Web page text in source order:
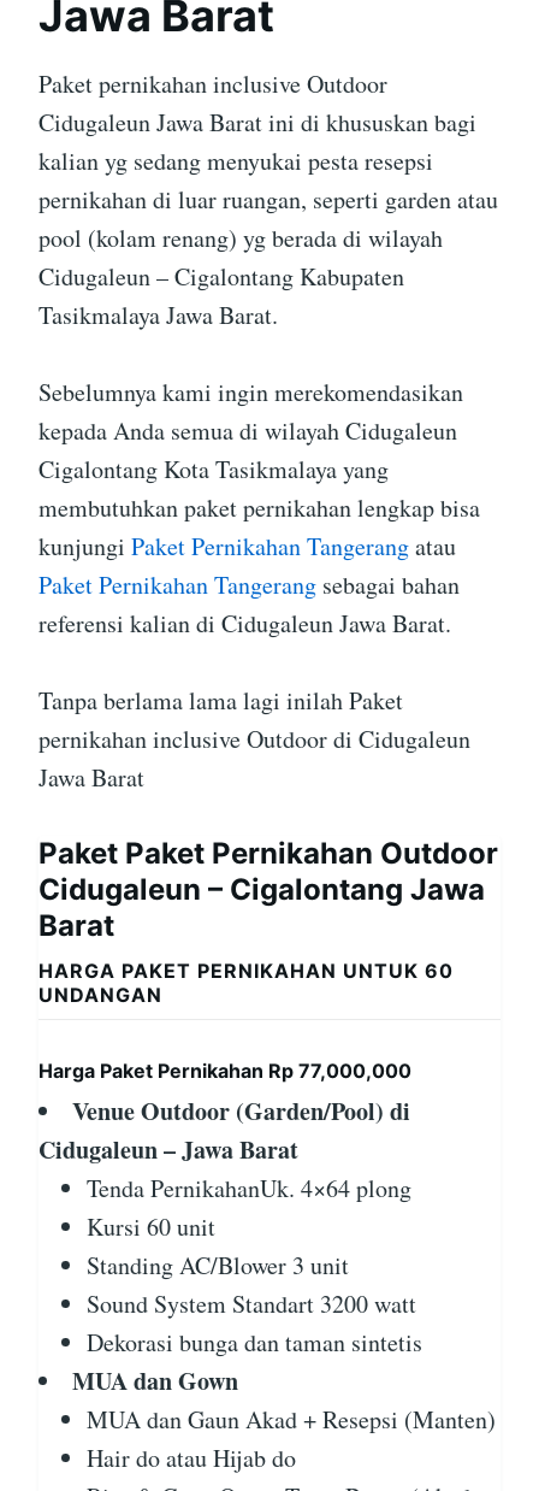
Jawa Barat
Paket pernikahan inclusive Outdoor
Cidugaleun Jawa Barat ini di khususkan bagi
kalian yg sedang menyukai pesta resepsi
pernikahan di luar ruangan, seperti garden atau
pool (kolam renang) yg berada di wilayah
Cidugaleun – Cigalontang Kabupaten
Tasikmalaya Jawa Barat.
Sebelumnya kami ingin merekomendasikan
kepada Anda semua di wilayah Cidugaleun
Cigalontang Kota Tasikmalaya yang
membutuhkan paket pernikahan lengkap bisa
kunjungi Paket Pernikahan Tangerangatau
Paket Pernikahan Tangerang sebagai bahan
referensi kalian di Cidugaleun Jawa Barat.
Tanpa berlama lama lagi inilah Paket
pernikahan inclusive Outdoor di Cidugaleun
Jawa Barat
Paket Paket Pernikahan Outdoor
Cidugaleun – Cigalontang Jawa
Barat
HARGA PAKET PERNIKAHAN UNTUK 60
UNDANGAN
Harga Paket Pernikahan Rp 77,000,000
Venue Outdoor (Garden/Pool) di
Cidugaleun – Jawa Barat
Tenda PernikahanUk. 4×64 plong
Kursi 60 unit
Standing AC/Blower 3 unit
Sound System Standart 3200 watt
Dekorasi bunga dan taman sintetis
MUA dan Gown
MUA dan Gaun Akad + Resepsi (Manten)
Hair do atau Hijab do